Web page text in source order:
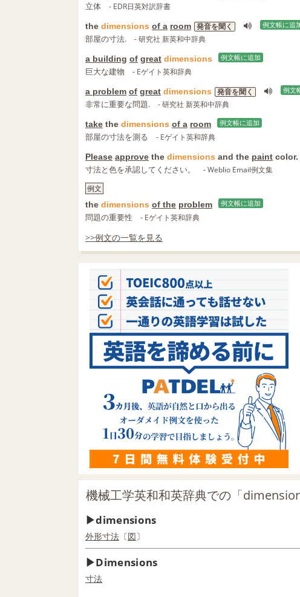
立体 - EDR日英対訳辞書
the dimensions of a room 発音を聞く 例文帳に追
部屋の寸法. - 研究社 新英和中辞典
a building of great dimensions 例文帳に追加
巨大な建物 - Eゲイト英和辞典
a problem of great dimensions 発音を聞く 例文
非常に重要な問題. - 研究社 新英和中辞典
take the dimensions of a room 例文帳に追加
部屋の寸法を測る - Eゲイト英和辞典
Please approve the dimensions and the paint color.
寸法と色を承認してください。
- Weblio Email例文集
例文
the dimensions of the problem 例文帳に追加
問題の重要性 - Eゲイト英和辞典
>>例文の一覧を見る
機械工学英和和英辞典での「
dimensions
外形寸法 〔図〕
Dimensions
寸法